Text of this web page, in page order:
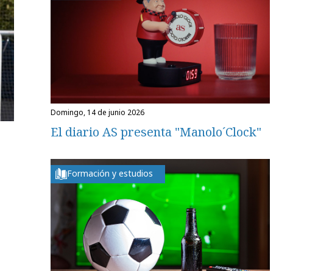
domingo, 14 de junio 2026
El diario AS presenta "Manolo´Clock"
Formación y estudios